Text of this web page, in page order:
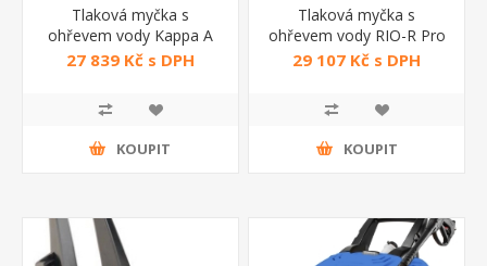
Tlaková myčka s
ohřevem vody Kappa A
FASA
27 839 Kč s DPH
KOUPIT
Tlaková myčka s
ohřevem vody RIO-R Pro
1208 Lavor
29 107 Kč s DPH
KOUPIT